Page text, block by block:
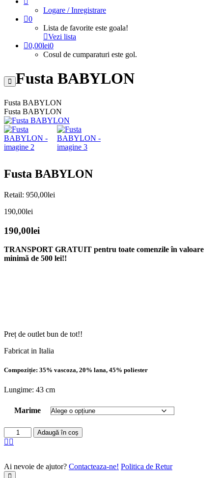
Logare / Inregistrare
0
Lista de favorite este goala!
Vezi lista
0,00lei0
Cosul de cumparaturi este gol.
Fusta BABYLON
Fusta BABYLON
Fusta BABYLON
Fusta BABYLON
Retail: 950,00lei
190,00lei
190,00lei
TRANSPORT GRATUIT pentru toate comenzile în valoare
minimă de 500 lei!!
Preț de outlet bun de tot!!
Fabricat in Italia
Compoziție: 35% vascoza, 20% lana, 45% poliester
Lungime: 43 cm
Marime
Adaugă în coș
Ai nevoie de ajutor? Contacteaza-ne! Politica de Retur